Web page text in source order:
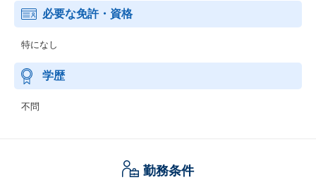
必要な免許・資格
特になし
学歴
不問
勤務条件